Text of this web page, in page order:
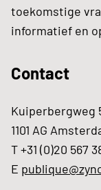
toekomstige
informatief en
Contact
Kuiperbergweg
1101 AG
T +31 (0)20 567
E